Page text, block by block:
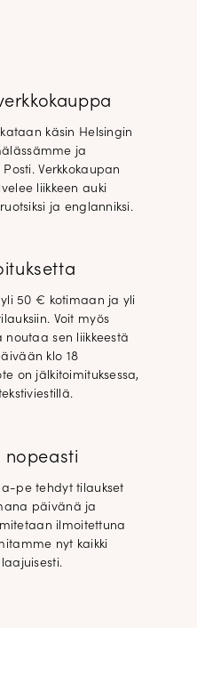
käsin Helsingin
ja
Verkkokaupan
liikkeen auki
ja englanniksi.
50 € kotimaan ja yli
Voit myös
sen liikkeestä
klo 18
on jälkitoimituksessa,
nopeasti
pe tehdyt tilaukset
päivänä ja
ilmoitettuna
nyt kaikki